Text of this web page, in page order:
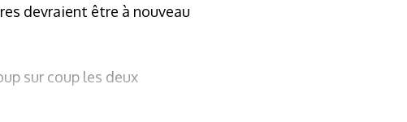
devraient être à nouveau
sur coup les deux